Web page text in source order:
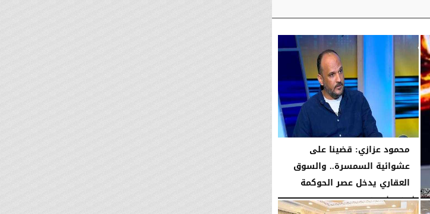
محمود عزازي: قضينا على
عشوائية السمسرة.. والسوق
العقاري يدخل عصر الحوكمة
الأربعاء، 5 أغسطس 2026 08:19 مـ